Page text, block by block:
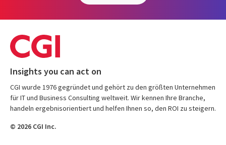
Insights you can act on
CGI wurde 1976 gegründet und gehört zu den größten Unternehmen
für IT und Business Consulting weltweit. Wir kennen Ihre Branche,
handeln ergebnisorientiert und helfen Ihnen so, den ROI zu steigern.
© 2026 CGI Inc.